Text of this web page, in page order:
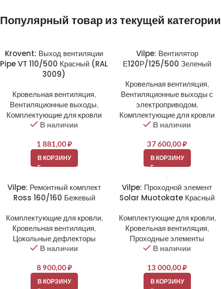
Популярный товар из текущей категории
Krovent: Выход вентиляции
Pipe VT 110/500 Красный (RAL
3009)
Кровельная вентиляция,
Вентиляционные выходы,
Комплектующие для кровли
В наличии
1 881,00₽
В КОРЗИНУ
Vilpe: Вентилятор
Е120Р/125/500 Зеленый
Кровельная вентиляция,
Вентиляционные выходы с
электроприводом,
Комплектующие для кровли
В наличии
37 600,00₽
В КОРЗИНУ
Vilpe: Ремонтный комплект
Ross 160/160 Бежевый
Комплектующие для кровли,
Кровельная вентиляция,
Цокольные дефлекторы
В наличии
8 900,00₽
В КОРЗИНУ
Vilpe: Проходной элемент
Solar Muotokate Красный
Комплектующие для кровли,
Кровельная вентиляция,
Проходные элементы
В наличии
13 000,00₽
В КОРЗИНУ